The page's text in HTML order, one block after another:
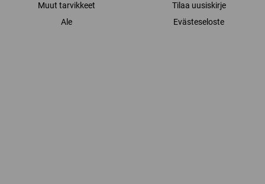
Muut tarvikkeet
Ale
Tilaa uusiskirje
Evästeseloste